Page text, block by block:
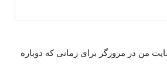
من در مرورگر برای زمانی که دوباره